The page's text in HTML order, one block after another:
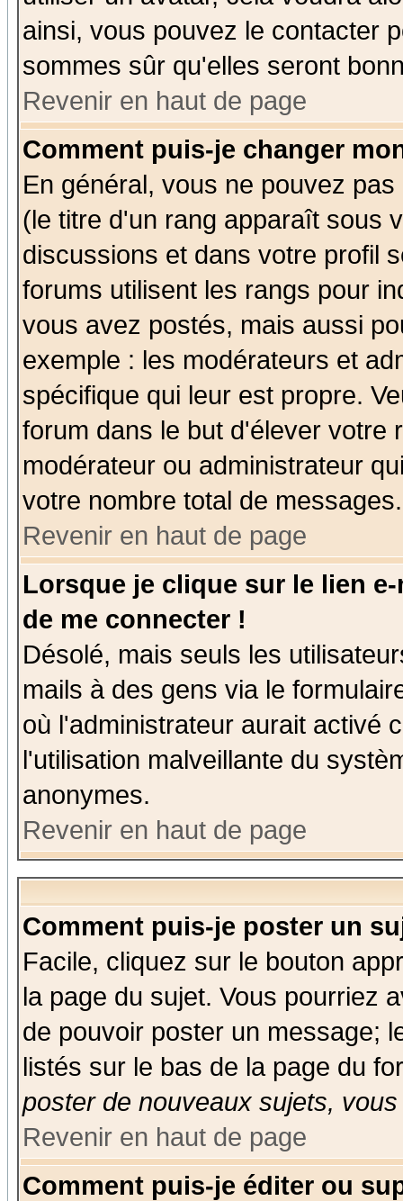
ainsi, vous pouvez le contacter
sommes sûr qu'elles seront
Revenir en haut de page
Comment puis-je changer
En général, vous ne pouvez
(le titre d'un rang apparaît sous
discussions et dans votre profil
forums utilisent les rangs pour
vous avez postés, mais aussi
exemple : les modérateurs et
spécifique qui leur est propre.
forum dans le but d'élever votre
modérateur ou administrateur
votre nombre total de messages.
Revenir en haut de page
Lorsque je clique sur le lien
de me connecter !
Désolé, mais seuls les
mails à des gens via le
où l'administrateur aurait activé
l'utilisation malveillante du
anonymes.
Revenir en haut de page
Comment puis-je poster un
Facile, cliquez sur le bouton
la page du sujet. Vous pourriez
de pouvoir poster un message;
listés sur le bas de la page du
poster de nouveaux sujets,
Revenir en haut de page
Comment puis-je éditer ou